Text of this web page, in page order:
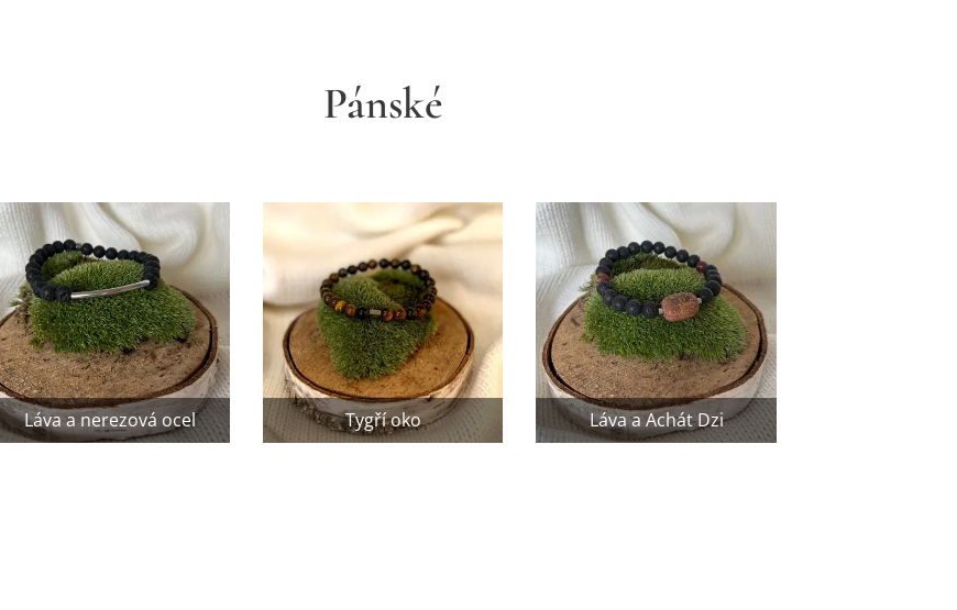
Pánské
Láva a nerezová ocel Tygří oko Láva a Achát Dzi